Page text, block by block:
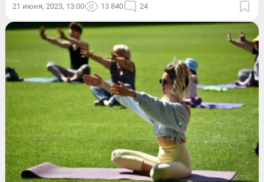
21 июня, 2023, 13:00 13 840 24